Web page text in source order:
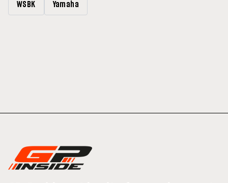
WSBK Yamaha